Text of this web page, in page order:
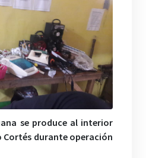
se produce al interior
Cortés durante operación